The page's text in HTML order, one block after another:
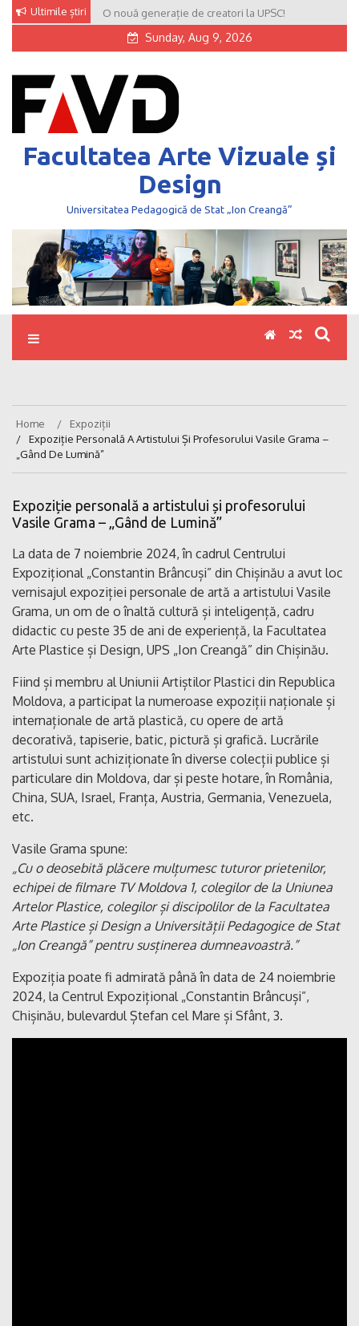
Skip
content
Ultimile știri O nouă generație de creatori la UPSC!
Sunday, Aug 9, 2026
Facultatea Arte Vizuale și
Design
Universitatea Pedagogică de Stat „Ion Creangă”
Home
Expoziții
Expoziție Personală A Artistului Și Profesorului Vasile Grama –
„Gând De Lumină”
Expoziție personală a artistului și profesorului
Vasile Grama – „Gând de Lumină”
La data de 7 noiembrie 2024, în cadrul Centrului
Expozițional „Constantin Brâncuși” din Chișinău a avut loc
vernisajul expoziției personale de artă a artistului Vasile
Grama, un om de o înaltă cultură și inteligență, cadru
didactic cu peste 35 de ani de experiență, la Facultatea
Arte Plastice și Design, UPS „Ion Creangă” din Chișinău.
Fiind și membru al Uniunii Artiștilor Plastici din Republica
Moldova, a participat la numeroase expoziții naționale și
internaționale de artă plastică, cu opere de artă
decorativă, tapiserie, batic, pictură și grafică. Lucrările
artistului sunt achiziționate în diverse colecții publice și
particulare din Moldova, dar și peste hotare, în România,
China, SUA, Israel, Franța, Austria, Germania, Venezuela,
etc.
Vasile Grama spune:
„Cu o deosebită plăcere mulțumesc tuturor prietenilor,
echipei de filmare TV Moldova 1, colegilor de la Uniunea
Artelor Plastice, colegilor și discipolilor de la Facultatea
Arte Plastice și Design a Universității Pedagogice de Stat
„Ion Creangă” pentru susținerea dumneavoastră.”
Expoziția poate fi admirată până în data de 24 noiembrie
2024, la Centrul Expozițional „Constantin Brâncuși”,
Chișinău, bulevardul Ștefan cel Mare și Sfânt, 3.